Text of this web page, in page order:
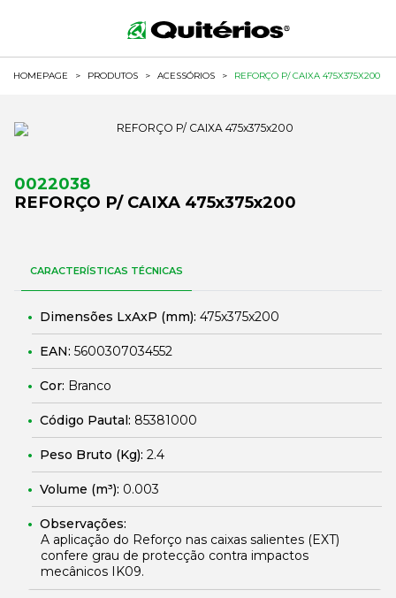
HOMEPAGE > PRODUTOS > ACESSÓRIOS > REFORÇO P/ CAIXA 475X375X200
0022038
REFORÇO P/ CAIXA 475x375x200
CARACTERÍSTICAS TÉCNICAS
Dimensões LxAxP (mm): 475x375x200
EAN: 5600307034552
Cor: Branco
Código Pautal: 85381000
Peso Bruto (Kg): 2.4
Volume (m³): 0.003
Observações:
A aplicação do Reforço nas caixas salientes (EXT)
confere grau de protecção contra impactos
mecânicos IK09.